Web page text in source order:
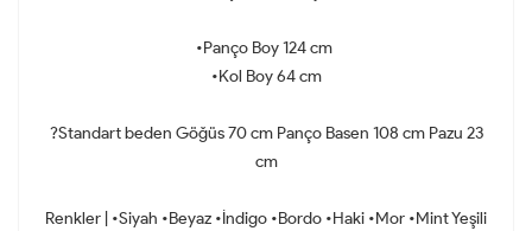
•Panço Boy 124 cm
•Kol Boy 64 cm
?Standart beden Göğüs 70 cm Panço Basen 108 cm Pazu 23
cm
Renkler | •Siyah •Beyaz •İndigo •Bordo •Haki •Mor •Mint Yeşili